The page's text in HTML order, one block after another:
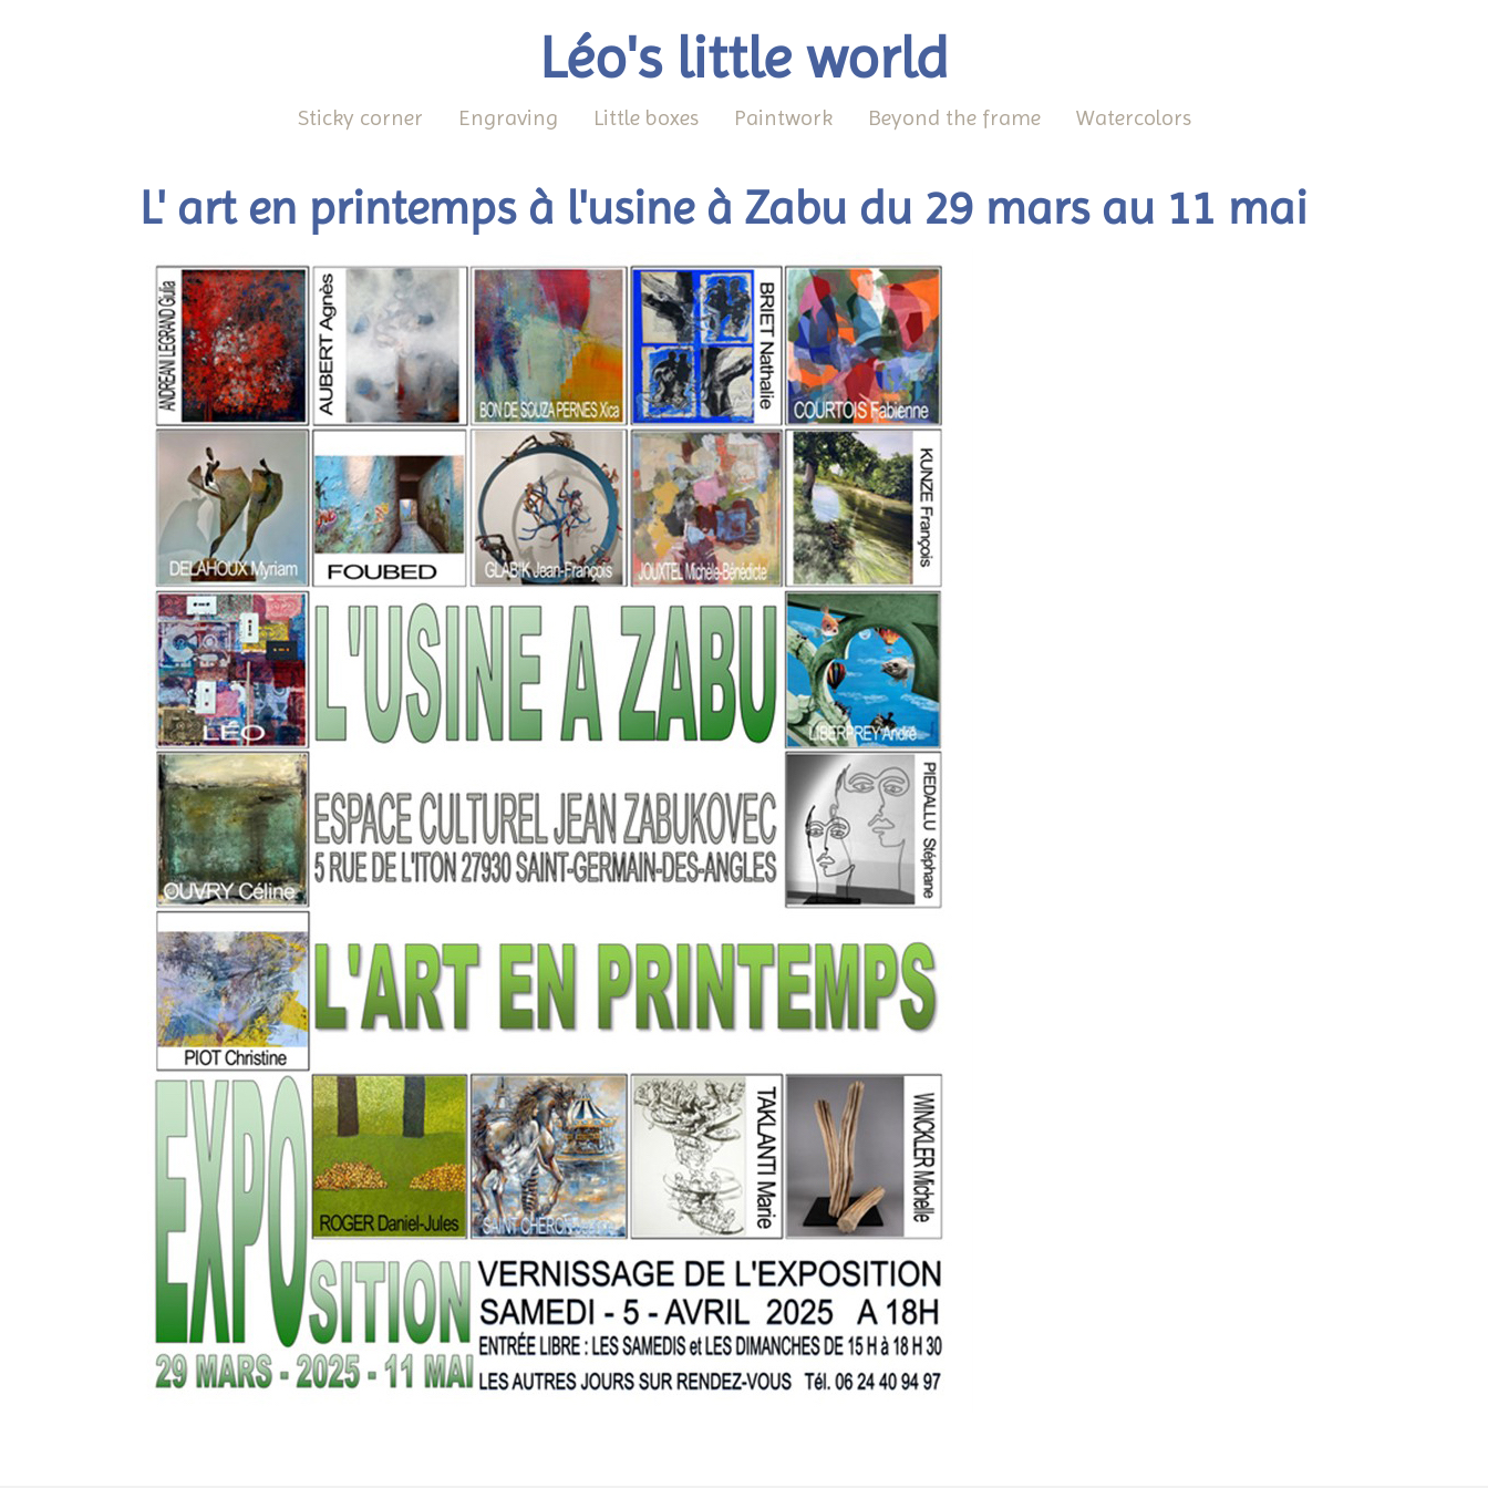
Léo's little world
Sticky corner Engraving Little boxes Paintwork Beyond the frame Watercolors
L' art en printemps à l'usine à Zabu du 29 mars au 11 mai